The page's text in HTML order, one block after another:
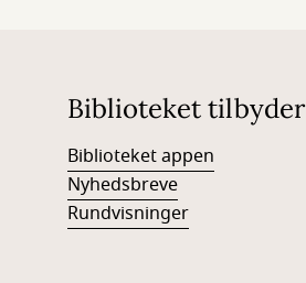
Biblioteket tilbyder
Biblioteket appen
Nyhedsbreve
Rundvisninger